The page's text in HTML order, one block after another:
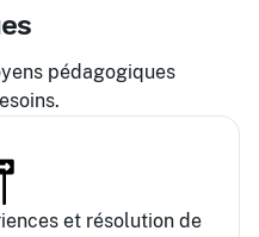
pédagogiques
et résolution de